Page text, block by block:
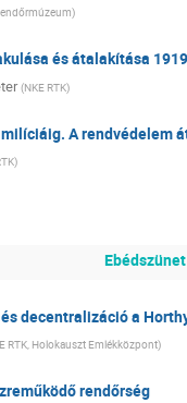
)
és átalakítása
(NKE RTK)
A rendvédelem
)
Ebédszünet
decentralizáció a
RTK, Holokauszt Emlékközpont)
rendőrség